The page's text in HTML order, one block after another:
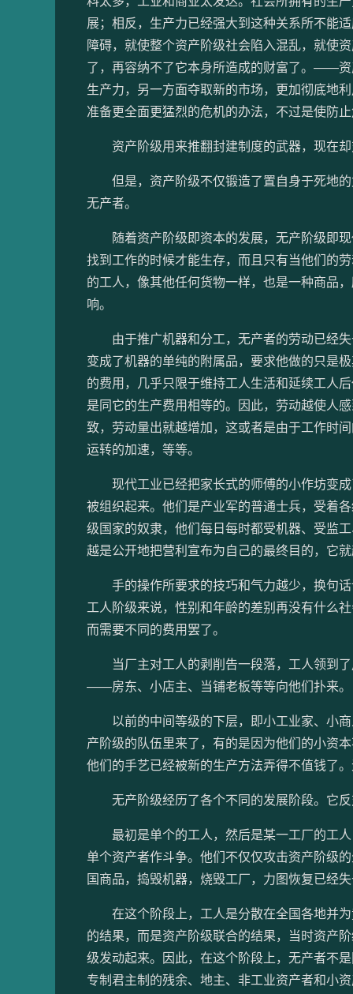
展；相反，生产力已经强大到这种关系所不能
障碍，就使整个资产阶级社会陷入混乱，就使
了，再容纳不了它本身所造成的财富了。——
生产力，另一方面夺取新的市场，更加彻底地
准备更全面更猛烈的危机的办法，不过是使防
资产阶级用来推翻封建制度的武器，现在却
但是，资产阶级不仅锻造了置自身于死地
无产者。
随着资产阶级即资本的发展，无产阶级即现
找到工作的时候才能生存，而且只有当他们的
的工人，像其他任何货物一样，也是一种商品
响。
由于推广机器和分工，无产者的劳动已经失
变成了机器的单纯的附属品，要求他做的只是
的费用，几乎只限于维持工人生活和延续工人
是同它的生产费用相等的。因此，劳动越使人
致，劳动量出就越增加，这或者是由于工作时
运转的加速，等等。
现代工业已经把家长式的师傅的小作坊变成
被组织起来。他们是产业军的普通士兵，受着
级国家的奴隶，他们每日每时都受机器、受监
越是公开地把营利宣布为自己的最终目的，它
手的操作所要求的技巧和气力越少，换句话
工人阶级来说，性别和年龄的差别再没有什么
而需要不同的费用罢了。
当厂主对工人的剥削告一段落，工人领到了
——房东、小店主、当铺老板等等向他们扑来。
以前的中间等级的下层，即小工业家、小
产阶级的队伍里来了，有的是因为他们的小资
他们的手艺已经被新的生产方法弄得不值钱了
无产阶级经历了各个不同的发展阶段。它反
最初是单个的工人，然后是某一工厂的工人
单个资产者作斗争。他们不仅仅攻击资产阶级
国商品，捣毁机器，烧毁工厂，力图恢复已经
在这个阶段上，工人是分散在全国各地并为
的结果，而是资产阶级联合的结果，当时资产
级发动起来。因此，在这个阶段上，无产者不
专制君主制的残余、地主、非工业资产者和小